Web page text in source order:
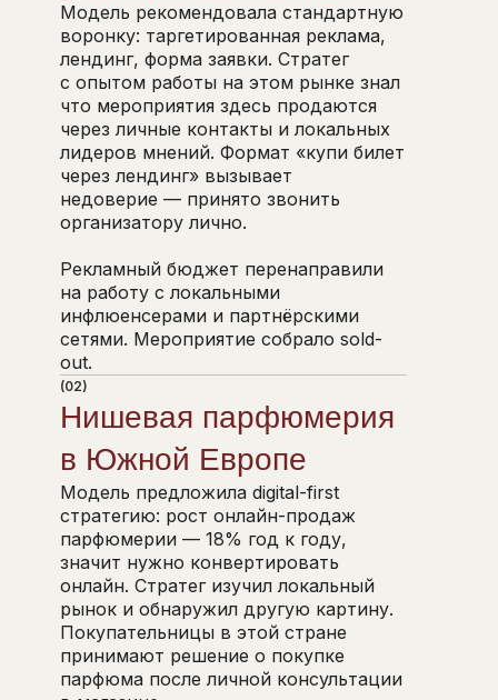
Модель рекомендовала стандартную
воронку: таргетированная реклама,
лендинг, форма заявки. Стратег
с опытом работы на этом рынке знал
что мероприятия здесь продаются
через личные контакты и локальных
лидеров мнений. Формат «купи билет
через лендинг» вызывает
недоверие — принято звонить
организатору лично.
Рекламный бюджет перенаправили
на работу с локальными
инфлюенсерами и партнёрскими
сетями. Мероприятие собрало sold-
out.
(02)
Нишевая парфюмерия
в Южной Европе
Модель предложила digital-first
стратегию: рост онлайн-продаж
парфюмерии — 18% год к году,
значит нужно конвертировать
онлайн. Стратег изучил локальный
рынок и обнаружил другую картину.
Покупательницы в этой стране
принимают решение о покупке
парфюма после личной консультации